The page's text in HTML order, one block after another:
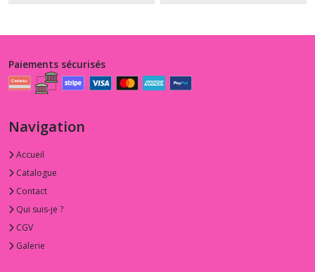
Paiements sécurisés
Navigation
Accueil
Catalogue
Contact
Qui suis-je ?
CGV
Galerie